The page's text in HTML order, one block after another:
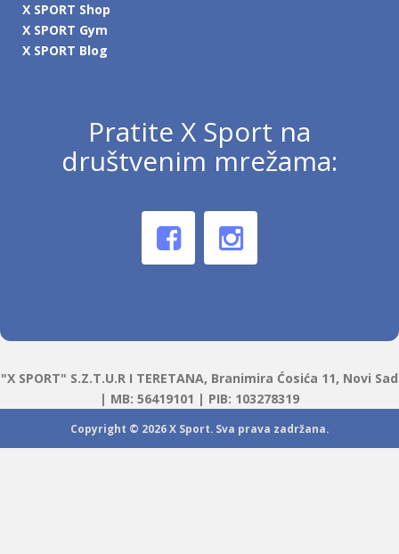
X SPORT Shop
X SPORT Gym
X SPORT Blog
Pratite X Sport na
društvenim mrežama:
"X SPORT" S.Z.T.U.R I TERETANA, Branimira Ćosića 11, Novi Sad
| MB: 56419101 | PIB: 103278319
Copyright © 2026X Sport. Sva prava zadržana.